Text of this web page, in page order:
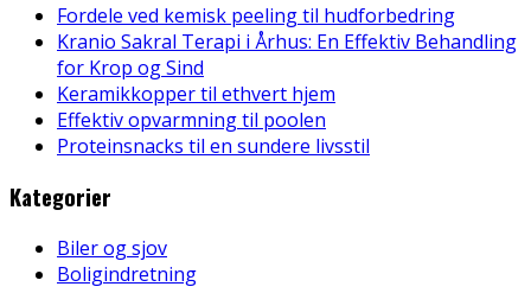
Fordele ved kemisk peeling til hudforbedring
Kranio Sakral Terapi i Århus: En Effektiv Behandling
for Krop og Sind
Keramikkopper til ethvert hjem
Effektiv opvarmning til poolen
Proteinsnacks til en sundere livsstil
Kategorier
Biler og sjov
Boligindretning